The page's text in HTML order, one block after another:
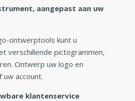
aangepast aan uw
ontwerptools kunt u
verschillende pictogrammen,
Ontwerp uw logo en
uw account.
klantenservice